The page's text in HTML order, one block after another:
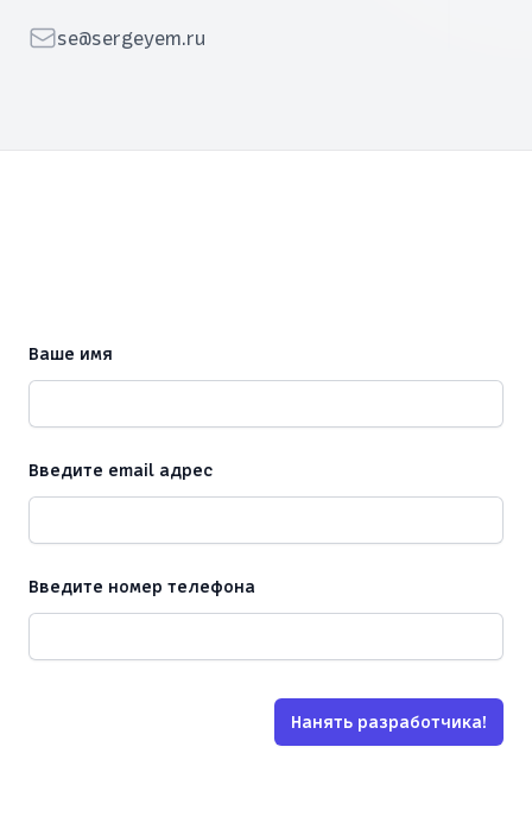
Emailse@sergeyem.ru
Ваше имя
Введите email адрес
Введите номер телефона
Нанять разработчика!